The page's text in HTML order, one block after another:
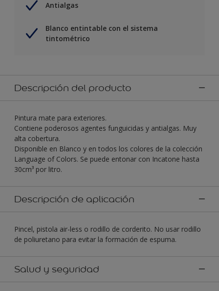
Antialgas
Blanco entintable con el sistema
tintométrico
Descripción del producto
Pintura mate para exteriores.
Contiene poderosos agentes funguicidas y antialgas. Muy
alta cobertura.
Disponible en Blanco y en todos los colores de la colección
Language of Colors. Se puede entonar con Incatone hasta
30cm³ por litro.
Descripción de aplicación
Pincel, pistola air-less o rodillo de corderito. No usar rodillo
de poliuretano para evitar la formación de espuma.
Salud y seguridad